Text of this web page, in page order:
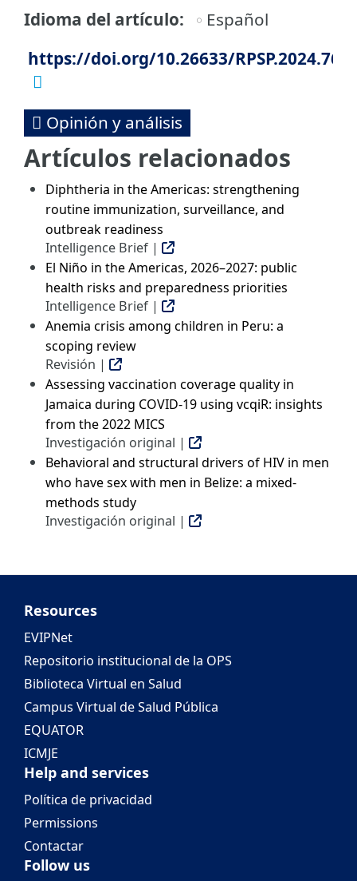
Idioma del artículo
Español
https://doi.org/10.26633/RPSP.2024.76
Opinión y análisis
Artículos relacionados
Diphtheria in the Americas: strengthening
routine immunization, surveillance, and
outbreak readiness
Intelligence Brief |
El Niño in the Americas, 2026–2027: public
health risks and preparedness priorities
Intelligence Brief |
Anemia crisis among children in Peru: a
scoping review
Revisión |
Assessing vaccination coverage quality in
Jamaica during COVID-19 using vcqiR: insights
from the 2022 MICS
Investigación original |
Behavioral and structural drivers of HIV in men
who have sex with men in Belize: a mixed-
methods study
Investigación original |
Resources
EVIPNet
Repositorio institucional de la OPS
Biblioteca Virtual en Salud
Campus Virtual de Salud Pública
EQUATOR
ICMJE
Help and services
Política de privacidad
Permissions
Contactar
Follow us